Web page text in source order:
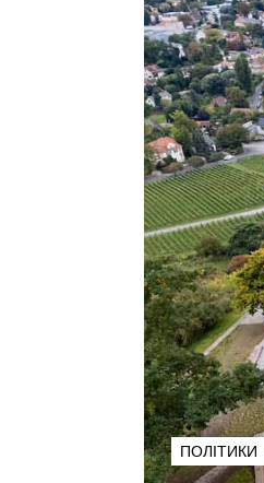
ПОЛІТИКИ